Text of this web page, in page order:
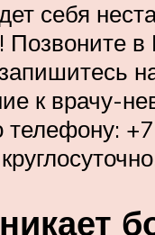
себя
Позвоните
к врачу-
телефону: